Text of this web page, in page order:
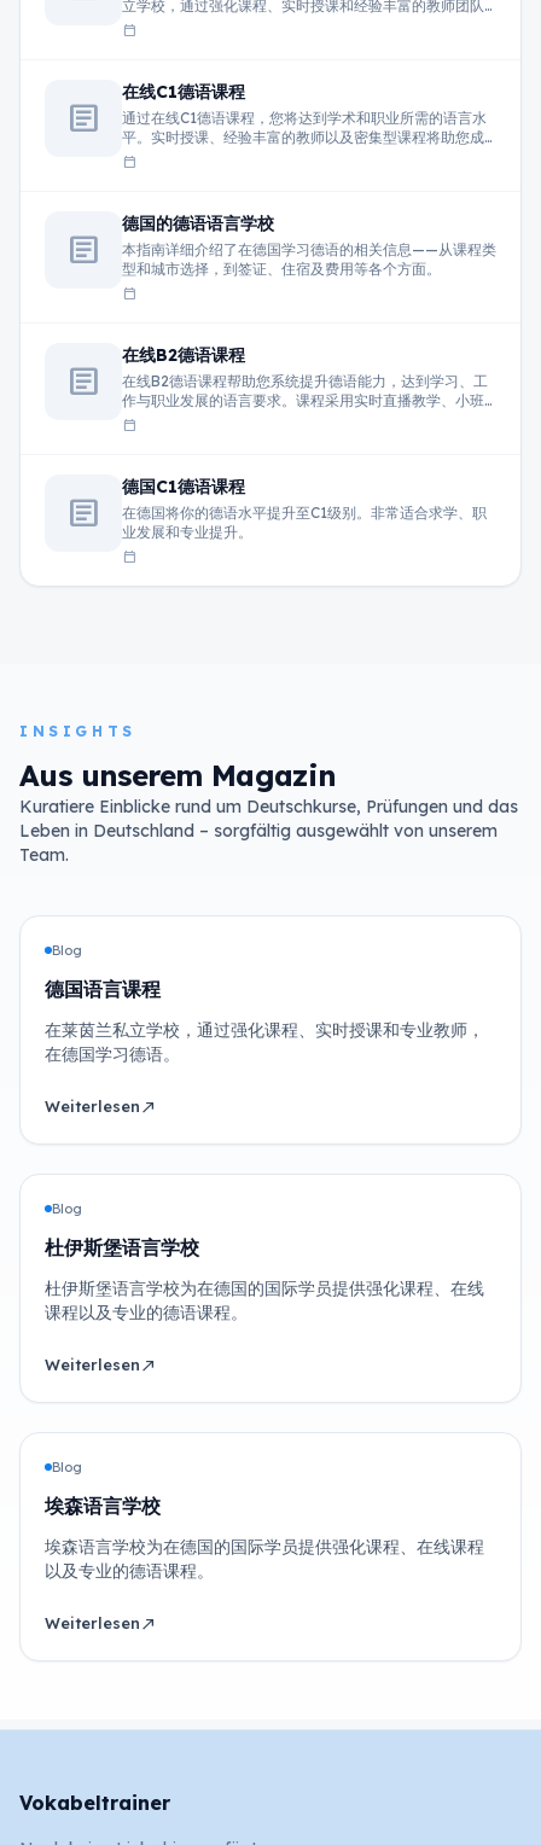
立学校，通过强化课程、实时授课和经验丰富的教师团队
学习德语。
calendar_today
article
在线C1德语课程
通过在线C1德语课程，您将达到学术和职业所需的语言水
平。实时授课、经验丰富的教师以及密集型课程将助您成
功掌握德语。
calendar_today
article
德国的德语语言学校
本指南详细介绍了在德国学习德语的相关信息——从课程类
型和城市选择，到签证、住宿及费用等各个方面。
calendar_today
article
在线B2德语课程
在线B2德语课程帮助您系统提升德语能力，达到学习、工
作与职业发展的语言要求。课程采用实时直播教学、小班
互动模式，由经验丰富的教师授课，重点提升听说读写综
calendar_today
article
德国C1德语课程
在德国将你的德语水平提升至C1级别。非常适合求学、职
业发展和专业提升。
calendar_today
INSIGHTS
Aus unserem Magazin
Kuratiere Einblicke rund um Deutschkurse, Prüfungen und das
Leben in Deutschland – sorgfältig ausgewählt von unserem
Team.
Blog
德国语言课程
在莱茵兰私立学校，通过强化课程、实时授课和专业教师，
在德国学习德语。
Weiterlesennorth_east
Blog
杜伊斯堡语言学校
杜伊斯堡语言学校为在德国的国际学员提供强化课程、在线
课程以及专业的德语课程。
Weiterlesennorth_east
Blog
埃森语言学校
埃森语言学校为在德国的国际学员提供强化课程、在线课程
以及专业的德语课程。
Weiterlesennorth_east
Vokabeltrainer